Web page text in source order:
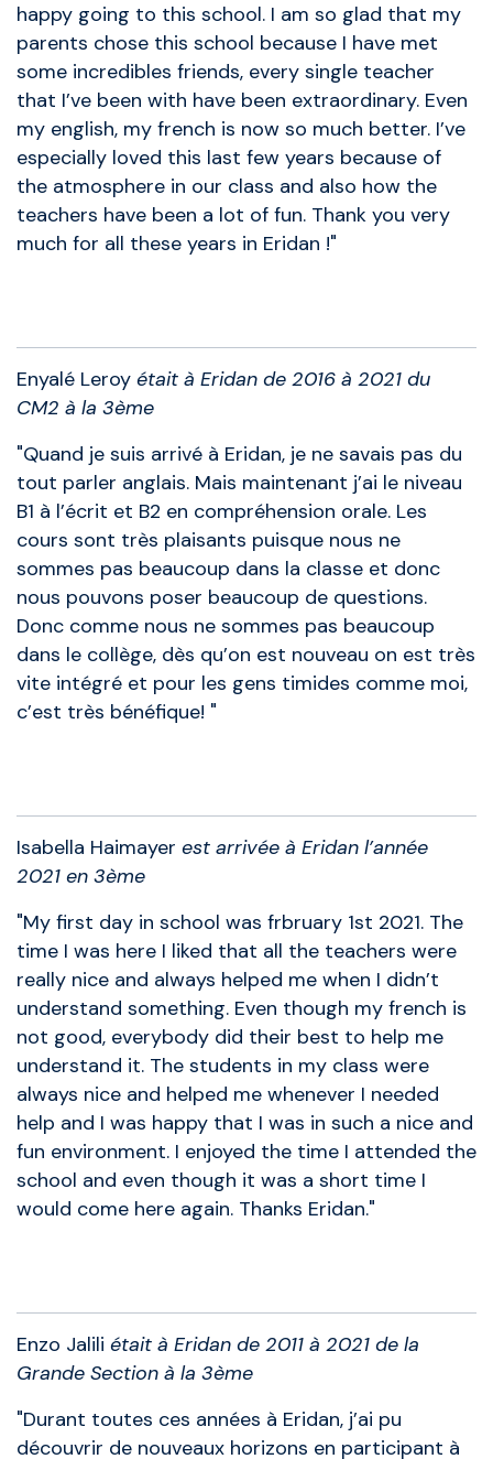
happy going to this school. I am so glad that my
parents chose this school because I have met
some incredibles friends, every single teacher
that I’ve been with have been extraordinary. Even
my english, my french is now so much better. I’ve
especially loved this last few years because of
the atmosphere in our class and also how the
teachers have been a lot of fun. Thank you very
much for all these years in Eridan !"
Enyalé Leroy était à Eridan de 2016 à 2021 du
CM2 à la 3ème
"Quand je suis arrivé à Eridan, je ne savais pas du
tout parler anglais. Mais maintenant j’ai le niveau
B1 à l’écrit et B2 en compréhension orale. Les
cours sont très plaisants puisque nous ne
sommes pas beaucoup dans la classe et donc
nous pouvons poser beaucoup de questions.
Donc comme nous ne sommes pas beaucoup
dans le collège, dès qu’on est nouveau on est très
vite intégré et pour les gens timides comme moi,
c’est très bénéfique! "
Isabella Haimayer est arrivée à Eridan l’année
2021 en 3ème
"My first day in school was frbruary 1st 2021. The
time I was here I liked that all the teachers were
really nice and always helped me when I didn’t
understand something. Even though my french is
not good, everybody did their best to help me
understand it. The students in my class were
always nice and helped me whenever I needed
help and I was happy that I was in such a nice and
fun environment. I enjoyed the time I attended the
school and even though it was a short time I
would come here again. Thanks Eridan."
Enzo Jalili était à Eridan de 2011 à 2021 de la
Grande Section à la 3ème
"Durant toutes ces années à Eridan, j’ai pu
découvrir de nouveaux horizons en participant à